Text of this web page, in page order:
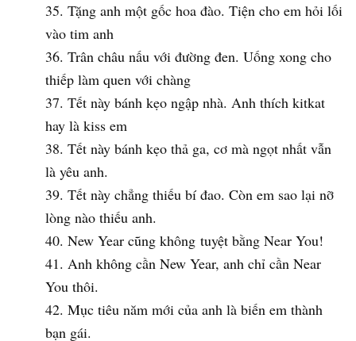
Tặng anh một gốc hoa đào. Tiện cho em hỏi lối
vào tim anh
Trân châu nấu với đường đen. Uống xong cho
thiếp làm quen với chàng
Tết này bánh kẹo ngập nhà. Anh thích kitkat
hay là kiss em
Tết này bánh kẹo thả ga, cơ mà ngọt nhất vẫn
là yêu anh.
Tết này chẳng thiếu bí đao. Còn em sao lại nỡ
lòng nào thiếu anh.
New Year cũng không tuyệt bằng Near You!
Anh không cần New Year, anh chỉ cần Near
You thôi.
Mục tiêu năm mới của anh là biến em thành
bạn gái.